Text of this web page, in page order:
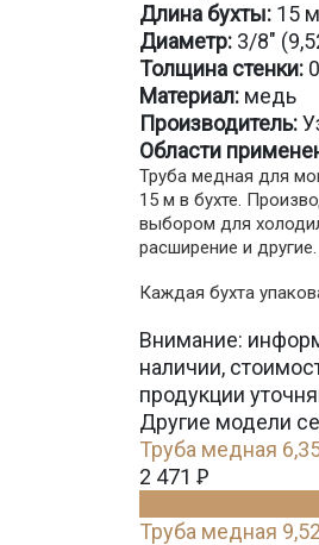
Длина бухты: 15 м
Диаметр: 3/8"
Толщина стенки:
Материал: медь
Производитель:
Области
Труба медная для
15 м в бухте.
выбором для
расширение и другие.
Каждая бухта
Внимание:
наличии,
продукции
Другие модели
Труба медная
2 471 Ꝑ
Труба медная